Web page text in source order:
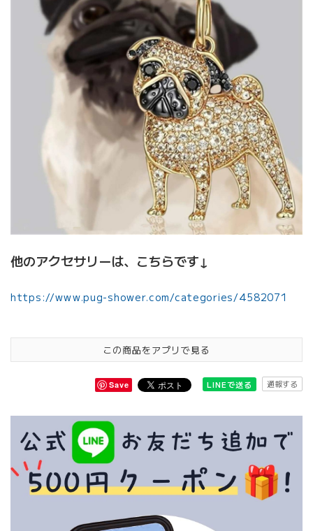
他のアクセサリーは、こちらです↓
https://www.pug-shower.com/categories/4582071
この商品をアプリで見る
Save LINEで送る 通報する